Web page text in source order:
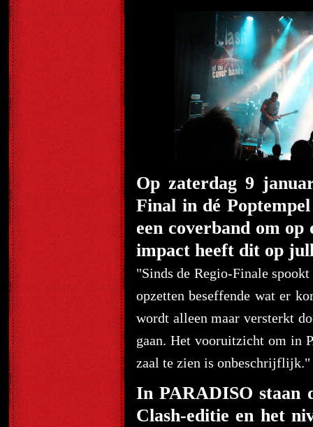
Op zaterdag 9
Final in dé
een coverband om
impact heeft dit op
"Sinds de Regio-Finale
opzetten beseffende wat er
wordt alleen maar versterkt
gaan. Het vooruitzicht om in
zaal te zien is onbeschrijflijk."
In PARADISO staan
Clash-editie en het